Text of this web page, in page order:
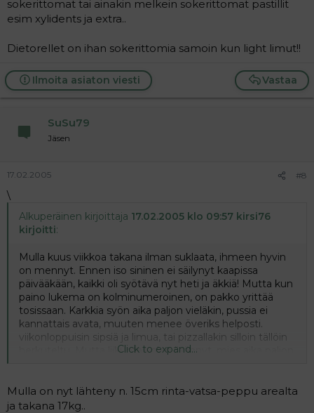
sokerittomat tai ainakin melkein sokerittomat pastillit
esim xylidents ja extra..
Dietorellet on ihan sokerittomia samoin kun light limut!!
Vastaa
Ilmoita asiaton viesti
SuSu79
Jäsen
17.02.2005 #8
\
Alkuperäinen kirjoittaja 17.02.2005 klo 09:57 kirsi76
kirjoitti:
Mulla kuus viikkoa takana ilman suklaata, ihmeen hyvin
on mennyt. Ennen iso sininen ei säilynyt kaapissa
päivääkään, kaikki oli syötävä nyt heti ja äkkiä! Mutta kun
paino lukema on kolminumeroinen, on pakko yrittää
tosissaan. Karkkia syön aika paljon vieläkin, pussia ei
kannattais avata, muuten menee överiks helposti.
viikonloppuisin sipsiä ja limua, tai pizzallakin silloin tällöin
herkuteltu. Mutta liikuntaa olen lisännyt, mies aika paljon
-5 kg näillä konstein, ei pidä valittaa.
Mua vaan ihmetyttää yks asia, eli jos metrimitta ei riitä
Click to expand...
Mulla on nyt lähteny n. 15cm rinta-vatsa-peppu arealta
ja takana 17kg..